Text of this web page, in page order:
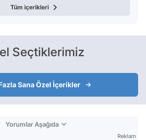
Tüm içerikleri
Seçtiklerimiz
Sana Özel İçerikler
Yorumlar Aşağıda
Reklam